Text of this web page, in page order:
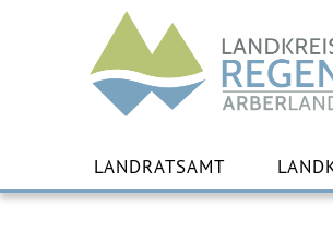
Landkreis
Regen
LANDRATSAMT